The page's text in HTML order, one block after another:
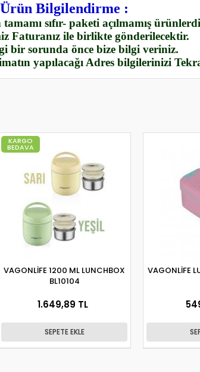
Ürün Bilgilendirme :
sıfır- paketi açılmamış
Faturanız ile birlikte gönderilecektir.
bir sorunda önce bize bilgi veriniz.
yapılacağı Adres bilgilerinizi
KARGO
BEDAVA
VAGONLİFE 1200 ML LUNCHBOX
BL10104
1.649,89 TL
SEPETE EKLE
VAGONLİFE